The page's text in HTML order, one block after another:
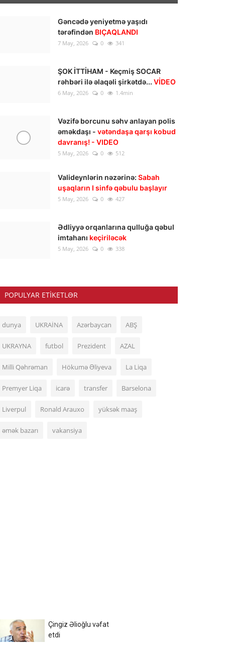
Gəncədə yeniyetmə yaşıdı
tərəfindən BIÇAQLANDI
7 May, 2026 0 341
ŞOK İTTİHAM - Keçmiş SOCAR
rəhbəri ilə əlaqəli şirkətdə... VİDEO
6 May, 2026 0 1.4min
Vəzifə borcunu səhv anlayan polis
əməkdaşı - vətəndaşa qarşı kobud
davranış! - VIDEO
5 May, 2026 0 512
Valideynlərin nəzərinə: Sabah
uşaqların I sinfə qəbulu başlayır
5 May, 2026 0 427
Ədliyyə orqanlarına qulluğa qəbul
imtahanı keçiriləcək
5 May, 2026 0 338
POPULYAR ETIKETLƏR
dunya UKRAİNA Azərbaycan ABŞ
UKRAYNA futbol Prezident AZAL
Milli Qəhrəman Hökumə Əliyeva La Liqa
Premyer Liqa icarə transfer Barselona
Liverpul Ronald Arauxo yüksək maaş
əmək bazarı vakansiya
Çingiz Əlioğlu vəfat
etdi